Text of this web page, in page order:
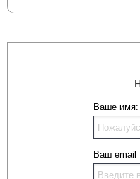
Ваше имя:
Ваш email